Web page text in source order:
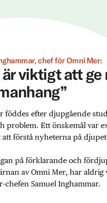
chef för Omni Mer:
är viktigt att
föddes efter djupgående
problem. Ett önskemål var
att förstå nyheterna på
på förklarande och
av Omni Mer, har aldrig
chefen Samuel Inghammar.